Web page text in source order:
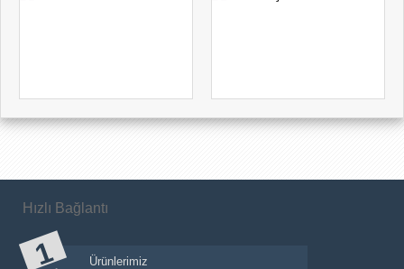
Hızlı Bağlantı
Ürünlerimiz